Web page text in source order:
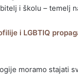
i školu – temelj
i LGBTIQ
moramo stajati